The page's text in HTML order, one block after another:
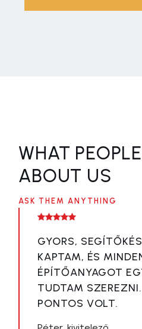
WHAT
ABOUT US
ASK THEM ANYTHING
GYORS,
KAPTAM, ÉS
ÉPÍTŐANYAGOT
TUDTAM
PONTOS VOLT.
NAGYON KORREKT
HOZZÁÉRTŐ
KÉRDÉSEMRE
VÁLASZOLTAK,
VISSZATÉREK A
GYORS,
KAPTAM, ÉS
ÉPÍTŐANYAGOT
TUDTAM
PONTOS VOLT.
NAGYON KORREKT
HOZZÁÉRTŐ
KÉRDÉSEMRE
VÁLASZOLTAK,
VISSZATÉREK A